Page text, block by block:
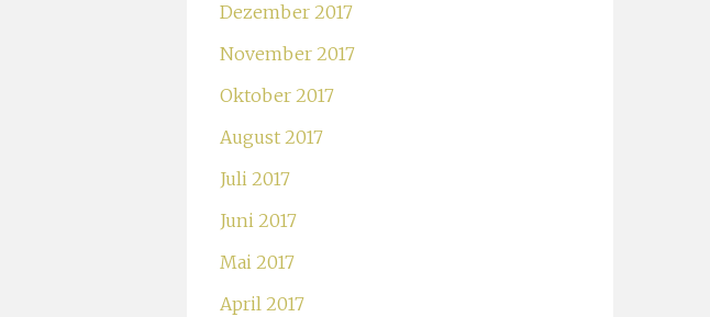
Dezember 2017
November 2017
Oktober 2017
August 2017
Juli 2017
Juni 2017
Mai 2017
April 2017